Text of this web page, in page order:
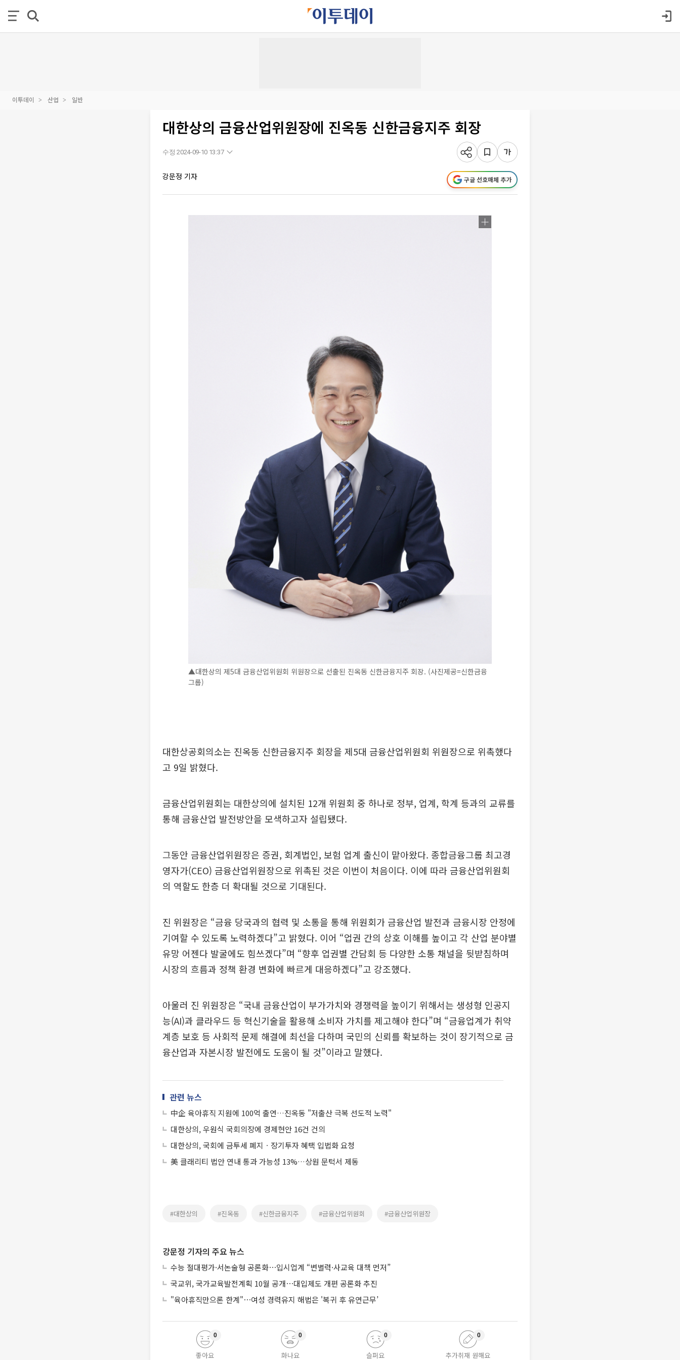
이투데이 산업 일반
대한상의 금융산업위원장에 진옥동 신한금융지주 회장
수정 2024-09-10 13:37
강문정 기자 구글 선호매체 추가
▲대한상의 제5대 금융산업위원회 위원장으로 선출된 진옥동 신한금융지주 회장. (사진제공=신한금융
그룹)
대한상공회의소는 진옥동 신한금융지주 회장을 제5대 금융산업위원회 위원장으로 위촉했다
고 9일 밝혔다.
금융산업위원회는 대한상의에 설치된 12개 위원회 중 하나로 정부, 업계, 학계 등과의 교류를
통해 금융산업 발전방안을 모색하고자 설립됐다.
그동안 금융산업위원장은 증권, 회계법인, 보험 업계 출신이 맡아왔다. 종합금융그룹 최고경
영자가(CEO) 금융산업위원장으로 위촉된 것은 이번이 처음이다. 이에 따라 금융산업위원회
의 역할도 한층 더 확대될 것으로 기대된다.
진 위원장은 “금융 당국과의 협력 및 소통을 통해 위원회가 금융산업 발전과 금융시장 안정에
기여할 수 있도록 노력하겠다”고 밝혔다. 이어 “업권 간의 상호 이해를 높이고 각 산업 분야별
유망 어젠다 발굴에도 힘쓰겠다”며 “향후 업권별 간담회 등 다양한 소통 채널을 뒷받침하며
시장의 흐름과 정책 환경 변화에 빠르게 대응하겠다”고 강조했다.
아울러 진 위원장은 “국내 금융산업이 부가가치와 경쟁력을 높이기 위해서는 생성형 인공지
능(AI)과 클라우드 등 혁신기술을 활용해 소비자 가치를 제고해야 한다”며 “금융업계가 취약
계층 보호 등 사회적 문제 해결에 최선을 다하며 국민의 신뢰를 확보하는 것이 장기적으로 금
융산업과 자본시장 발전에도 도움이 될 것”이라고 말했다.
관련 뉴스
中企 육아휴직 지원에 100억 출연…진옥동 "저출산 극복 선도적 노력"
대한상의, 우원식 국회의장에 경제현안 16건 건의
대한상의, 국회에 금투세 폐지ㆍ장기투자 혜택 입법화 요청
美 클래리티 법안 연내 통과 가능성 13%…상원 문턱서 제동
#대한상의 #진옥동 #신한금융지주 #금융산업위원회 #금융산업위원장
강문정 기자의 주요 뉴스
수능 절대평가·서논술형 공론화⋯입시업계 “변별력·사교육 대책 먼저”
국교위, 국가교육발전계획 10월 공개⋯대입제도 개편 공론화 추진
"육아휴직만으론 한계"⋯여성 경력유지 해법은 '복귀 후 유연근무’
좋아요
0
화나요
0
슬퍼요
0
추가취재 원해요
0